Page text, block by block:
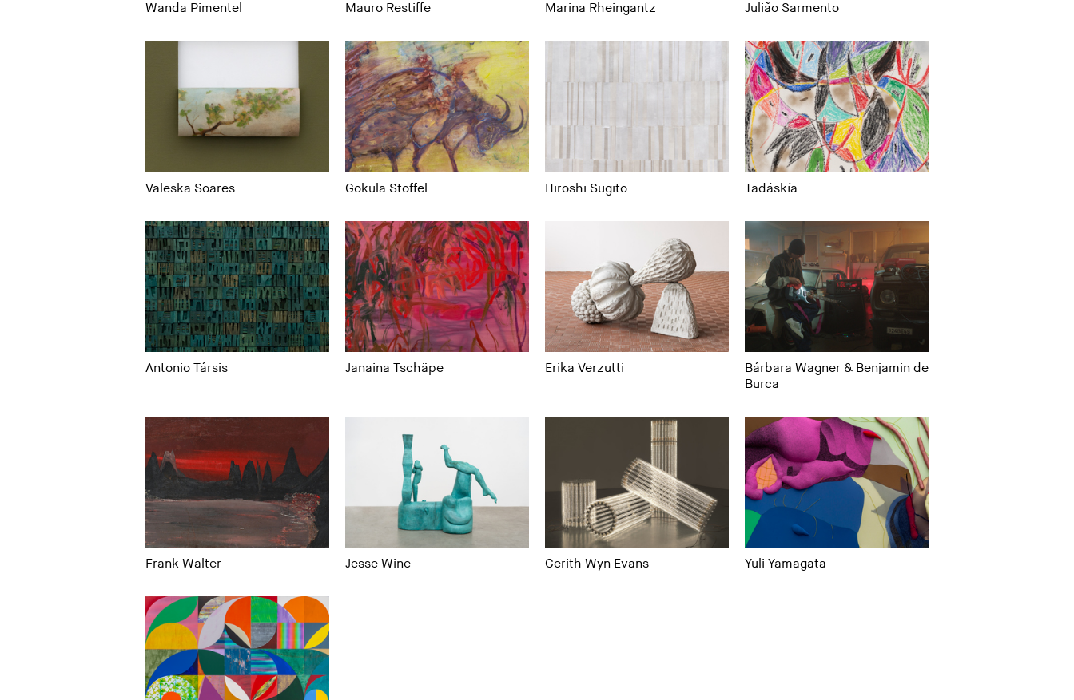
Wanda Pimentel Mauro Restiffe Marina Rheingantz Julião Sarmento
Valeska Soares Gokula Stoffel Hiroshi Sugito Tadáskía
Antonio Társis Janaina Tschäpe Erika Verzutti
Bárbara Wagner & Benjamin de
Burca
Frank Walter Jesse Wine Cerith Wyn Evans Yuli Yamagata